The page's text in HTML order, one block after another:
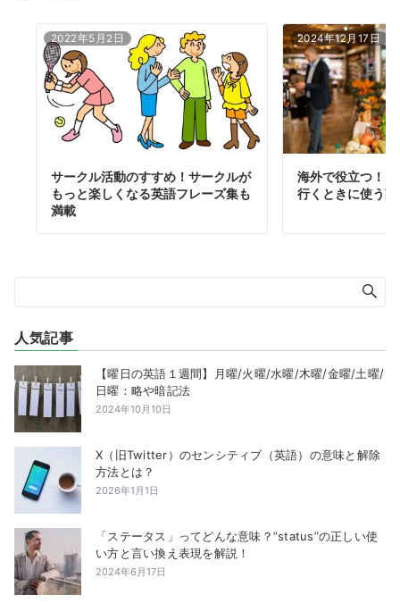
2022年5月2日
サークル活動のすすめ！サークルが
もっと楽しくなる英語フレーズ集も
満載
2024年12月17日
海外で役立つ！
行くときに使う
人気記事
【曜日の英語１週間】月曜/火曜/水曜/木曜/金曜/土曜/
日曜：略や暗記法
2024年10月10日
X（旧Twitter）のセンシティブ（英語）の意味と解除
方法とは？
2026年1月1日
「ステータス」ってどんな意味？”status”の正しい使
い方と言い換え表現を解説！
2024年6月17日